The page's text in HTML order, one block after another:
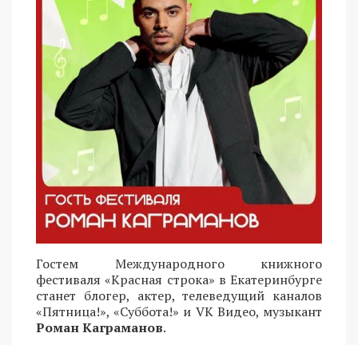
Гостем Международного книжного
фестиваля «Красная строка» в Екатеринбурге
станет блогер, актер, телеведущий каналов
«Пятница!», «Суббота!» и VK Видео, музыкант
Роман Каграманов.